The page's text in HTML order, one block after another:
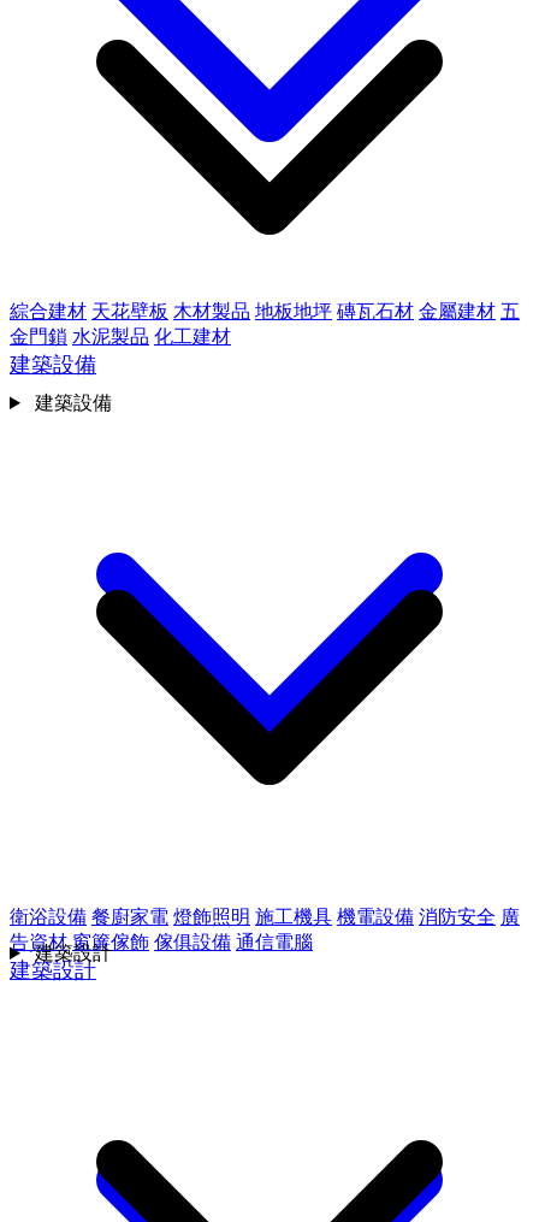
綜合建材 天花壁板 木材製品 地板地坪 磚瓦石材 金屬建材 五
金門鎖 水泥製品 化工建材
建築設備
衛浴設備 餐廚家電 燈飾照明 施工機具 機電設備 消防安全 廣
告資材 窗簾傢飾 傢俱設備 通信電腦
建築設計
建築設備
建築設計